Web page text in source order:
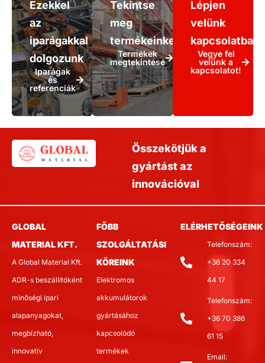
Ezekkel
az
iparágakkal
dolgozunk
Iparágak
és
referenciák
Tekintse
meg
termékeinket!
Termékek
megtekintése
Lépjen
velünk
kapcsolatba!
Vegye fel
velünk a
kapcsolatot!
Összekötjük a
gyártást az
innovációval
GLOBAL
MATERIAL KFT.
A Global Material Kft.
ADR-s beszállítóként
minőségi ipari
alapanyagokat,
megbízható,
innovatív
FŐBB
SZOLGÁLTATÁSI
KÖREINK
Elektromos
akkumulátorok
gyártásához
kapcsolódó
termékek
ELÉRHETŐSÉGEINK
Telefonszám:
+36 20 334
44 17
Telefonszám:
+36 70 386
61 15
Email: